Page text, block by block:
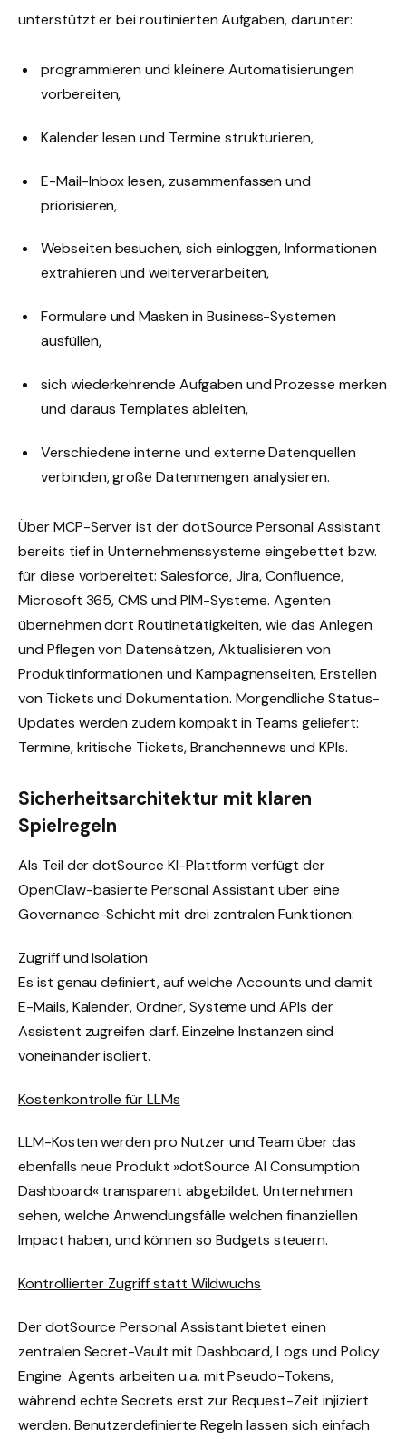
unterstützt er bei routinierten Aufgaben, darunter:
programmieren und kleinere Automatisierungen
vorbereiten,
Kalender lesen und Termine strukturieren,
E-Mail-Inbox lesen, zusammenfassen und
priorisieren,
Webseiten besuchen, sich einloggen, Informationen
extrahieren und weiterverarbeiten,
Formulare und Masken in Business-Systemen
ausfüllen,
sich wiederkehrende Aufgaben und Prozesse merken
und daraus Templates ableiten,
Verschiedene interne und externe Datenquellen
verbinden, große Datenmengen analysieren.
Über MCP-Server ist der dotSource Personal Assistant
bereits tief in Unternehmenssysteme eingebettet bzw.
für diese vorbereitet: Salesforce, Jira, Confluence,
Microsoft 365, CMS und PIM-Systeme. Agenten
übernehmen dort Routinetätigkeiten, wie das Anlegen
und Pflegen von Datensätzen, Aktualisieren von
Produktinformationen und Kampagnenseiten, Erstellen
von Tickets und Dokumentation. Morgendliche Status-
Updates werden zudem kompakt in Teams geliefert:
Termine, kritische Tickets, Branchennews und KPIs.
Sicherheitsarchitektur mit klaren
Spielregeln
Als Teil der dotSource KI-Plattform verfügt der
OpenClaw-basierte Personal Assistant über eine
Governance-Schicht mit drei zentralen Funktionen:
Zugriff und Isolation
Es ist genau definiert, auf welche Accounts und damit
E-Mails, Kalender, Ordner, Systeme und APIs der
Assistent zugreifen darf. Einzelne Instanzen sind
voneinander isoliert.
Kostenkontrolle für LLMs
LLM-Kosten werden pro Nutzer und Team über das
ebenfalls neue Produkt »dotSource AI Consumption
Dashboard« transparent abgebildet. Unternehmen
sehen, welche Anwendungsfälle welchen finanziellen
Impact haben, und können so Budgets steuern.
Kontrollierter Zugriff statt Wildwuchs
Der dotSource Personal Assistant bietet einen
zentralen Secret-Vault mit Dashboard, Logs und Policy
Engine. Agents arbeiten u.a. mit Pseudo-Tokens,
während echte Secrets erst zur Request-Zeit injiziert
werden. Benutzerdefinierte Regeln lassen sich einfach